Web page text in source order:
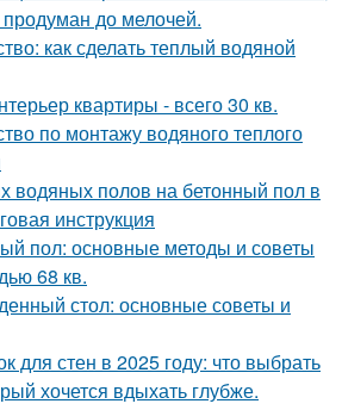
до мелочей.
как сделать теплый водяной
квартиры - всего 30 кв.
по монтажу водяного теплого
водяных полов на бетонный пол в
инструкция
пол: основные методы и советы
68 кв.
стол: основные советы и
для стен в 2025 году: что выбрать
хочется вдыхать глубже.